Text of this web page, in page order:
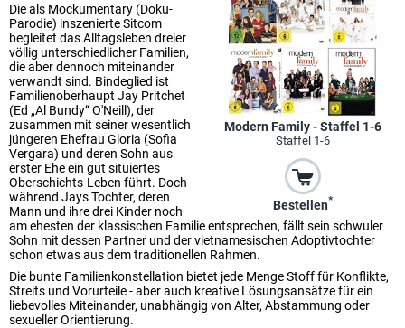
Modern Family - Staffel 1-6
Staffel 1-6
Bestellen*
Die als Mockumentary (Doku-
Parodie) inszenierte Sitcom
begleitet das Alltagsleben dreier
völlig unterschiedlicher Familien,
die aber dennoch miteinander
verwandt sind. Bindeglied ist
Familienoberhaupt Jay Pritchet
(Ed „Al Bundy“ O'Neill), der
zusammen mit seiner wesentlich
jüngeren Ehefrau Gloria (Sofia
Vergara) und deren Sohn aus
erster Ehe ein gut situiertes
Oberschichts-Leben führt. Doch
während Jays Tochter, deren
Mann und ihre drei Kinder noch
am ehesten der klassischen Familie entsprechen, fällt sein schwuler
Sohn mit dessen Partner und der vietnamesischen Adoptivtochter
schon etwas aus dem traditionellen Rahmen.
Die bunte Familienkonstellation bietet jede Menge Stoff für Konflikte,
Streits und Vorurteile - aber auch kreative Lösungsansätze für ein
liebevolles Miteinander, unabhängig von Alter, Abstammung oder
sexueller Orientierung.